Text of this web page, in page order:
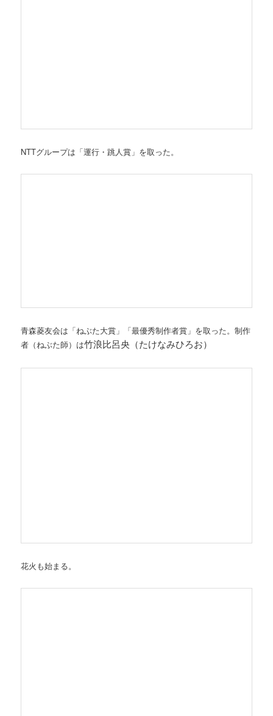
NTTグループは「運行・跳人賞」を取った。
青森菱友会は「ねぶた大賞」「最優秀制作者賞」を取った。制作
者（ねぶた師）は竹浪比呂央（たけなみひろお）
花火も始まる。